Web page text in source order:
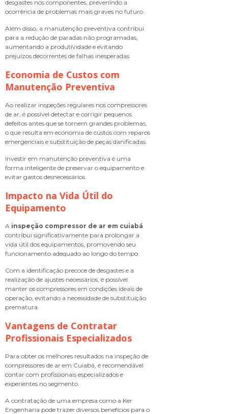
desgastes nos componentes, prevenindo a
ocorrência de problemas mais graves no futuro.
Além disso, a manutenção preventiva contribui
para a redução de paradas não programadas,
aumentando a produtividade e evitando
prejuízos decorrentes de falhas inesperadas.
Economia de Custos com
Manutenção Preventiva
Ao realizar inspeções regulares nos compressores
de ar, é possível detectar e corrigir pequenos
defeitos antes que se tornem grandes problemas,
o que resulta em economia de custos com reparos
emergenciais e substituição de peças danificadas.
Investir em manutenção preventiva é uma
forma inteligente de preservar o equipamento e
evitar gastos desnecessários.
Impacto na Vida Útil do
Equipamento
A inspeção compressor de ar em cuiabá
contribui significativamente para prolongar a
vida útil dos equipamentos, promovendo seu
funcionamento adequado ao longo do tempo.
Com a identificação precoce de desgastes e a
realização de ajustes necessários, é possível
manter os compressores em condições ideais de
operação, evitando a necessidade de substituição
prematura.
Vantagens de Contratar
Profissionais Especializados
Para obter os melhores resultados na inspeção de
compressores de ar em Cuiabá, é recomendável
contar com profissionais especializados e
experientes no segmento.
A contratação de uma empresa como a Ker
Engenharia pode trazer diversos benefícios para o